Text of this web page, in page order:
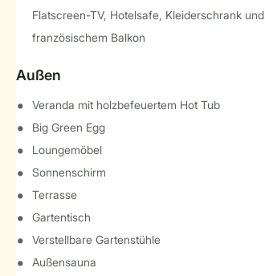
Flatscreen-TV, Hotelsafe, Kleiderschrank und
französischem Balkon
Außen
Veranda mit holzbefeuertem Hot Tub
Big Green Egg
Loungemöbel
Sonnenschirm
Terrasse
Gartentisch
Verstellbare Gartenstühle
Außensauna